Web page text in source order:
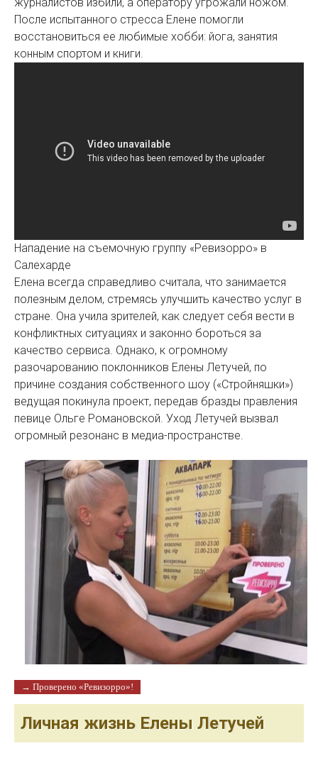
журналистов избили, а оператору угрожали ножом.
После испытанного стресса Елене помогли
восстановиться ее любимые хобби: йога, занятия
конным спортом и книги.
Нападение на съемочную группу «Ревизорро» в
Салехарде
Елена всегда справедливо считала, что занимается
полезным делом, стремясь улучшить качество услуг в
стране. Она учила зрителей, как следует себя вести в
конфликтных ситуациях и законно бороться за
качество сервиса. Однако, к огромному
разочарованию поклонников Елены Летучей, по
причине создания собственного шоу («Стройняшки»)
ведущая покинула проект, передав бразды правления
певице Ольге Романовской. Уход Летучей вызвал
огромный резонанс в медиа-пространстве.
→ Проверено «Ревизорро»!
Личная жизнь Елены Летучей